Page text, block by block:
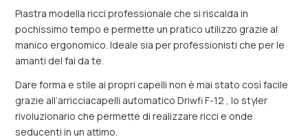
Piastra modella ricci professionale che si riscalda in
pochissimo tempo e permette un pratico utilizzo grazie al
manico ergonomico. Ideale sia per professionisti che per le
amanti del fai da te.
Dare forma e stile ai propri capelli non è mai stato così facile
grazie all’arricciacapelli automatico Driwfi F-12 , lo styler
rivoluzionario che permette di realizzare ricci e onde
seducenti in un attimo.